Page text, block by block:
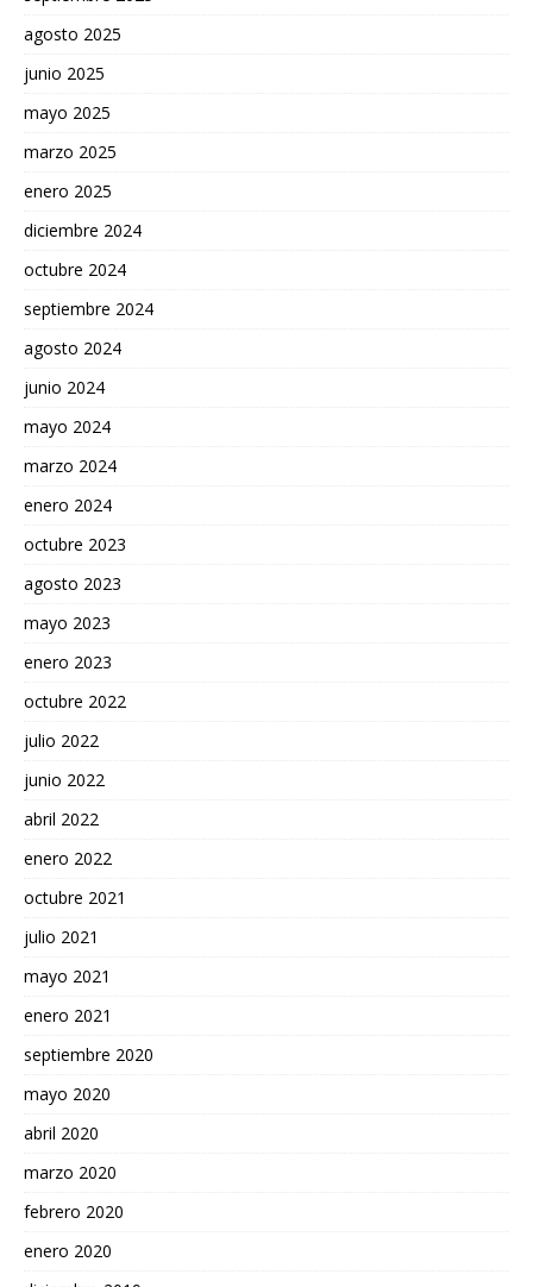
agosto 2025
junio 2025
mayo 2025
marzo 2025
enero 2025
diciembre 2024
octubre 2024
septiembre 2024
agosto 2024
junio 2024
mayo 2024
marzo 2024
enero 2024
octubre 2023
agosto 2023
mayo 2023
enero 2023
octubre 2022
julio 2022
junio 2022
abril 2022
enero 2022
octubre 2021
julio 2021
mayo 2021
enero 2021
septiembre 2020
mayo 2020
abril 2020
marzo 2020
febrero 2020
enero 2020